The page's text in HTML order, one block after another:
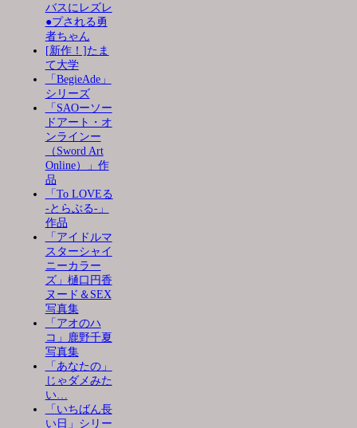
バスにレズレ
●プされる勇
者ちゃん
[新作！]たま
て大学
「BegieAde」
シリーズ
「SAOーソー
ドアート・オ
ンラインー
（Sword Art
Online）」作
品
「To LOVEる
-とらぶる-」
作品
「アイドルマ
スターシャイ
ニーカラー
ズ」樋口円香
ヌード＆SEX
写真集
「アオのハ
コ」鹿野千夏
写真集
「あなたの」
じゃダメみた
い…
「いちばん長
い日」シリー